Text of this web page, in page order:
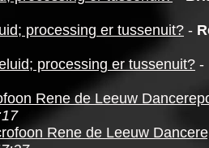
processing er tussenuit? -
processing er tussenuit? -
Rene de Leeuw
Rene de Leeuw